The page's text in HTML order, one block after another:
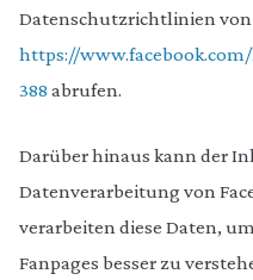
Datenschutzrichtlinien
https://
388 abrufen.
Darüber hinaus kann der
Datenverarbeitung von
verarbeiten diese Daten,
Fanpages besser zu